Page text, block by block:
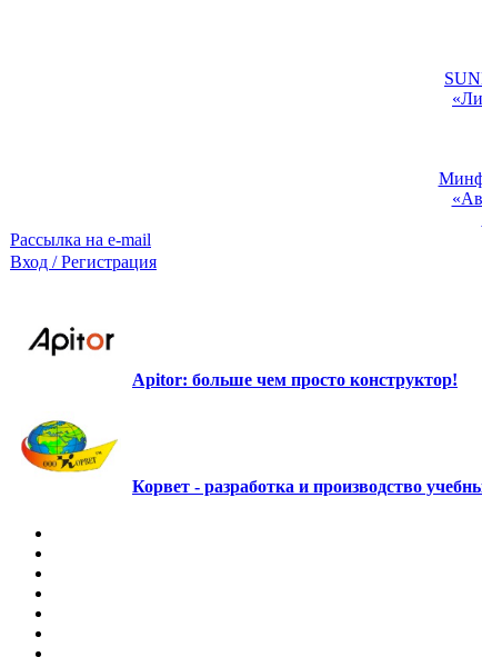
Рассылка на e-mail
Вход / Регистрация
Apitor: больше чем просто конструктор!
Корвет - разработка и производство